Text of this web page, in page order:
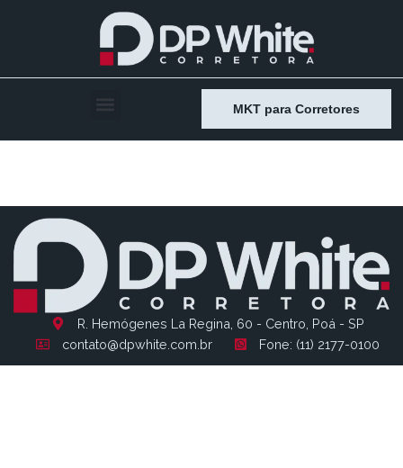
MKT para Corretores
R. Hemógenes La Regina, 60 - Centro, Poá - SP
contato@dpwhite.com.br
Fone: (11) 2177-0100